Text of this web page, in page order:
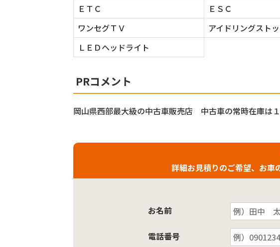
ＥＴＣ
ＥＳＣ
ワンセグＴＶ
アイドリングスト
ＬＥＤヘッドライト
PRコメント
岡山県西部最大級の中古車販売店 中古車の常時在庫は
詳細お見積りのご希望、お車
お名前
電話番号